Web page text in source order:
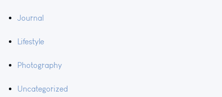
Journal
Lifestyle
Photography
Uncategorized